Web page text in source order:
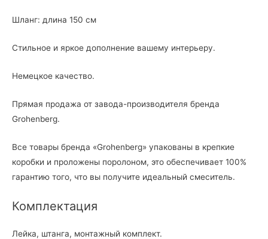
Шланг: длина 150 см
Стильное и яркое дополнение вашему интерьеру.
Немецкое качество.
Прямая продажа от завода-производителя бренда
Grohenberg.
Все товары бренда «Grohenberg» упакованы в крепкие
коробки и проложены поролоном, это обеспечивает 100%
гарантию того, что вы получите идеальный смеситель.
Комплектация
Лейка, штанга, монтажный комплект.